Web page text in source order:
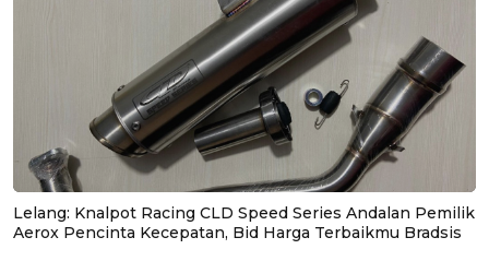
Lelang: Knalpot Racing CLD Speed Series Andalan Pemilik
Aerox Pencinta Kecepatan, Bid Harga Terbaikmu Bradsis